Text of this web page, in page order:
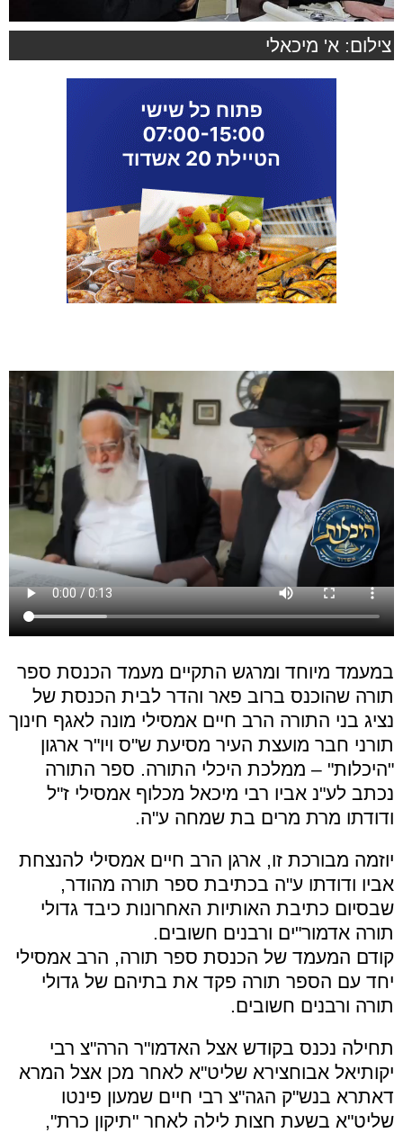
צילום: א' מיכאלי
במעמד מיוחד ומרגש התקיים מעמד הכנסת ספר
תורה שהוכנס ברוב פאר והדר לבית הכנסת של
נציג בני התורה הרב חיים אמסילי מונה לאגף חינוך
תורני חבר מועצת העיר מסיעת ש"ס ויו"ר ארגון
"היכלות" – ממלכת היכלי התורה. ספר התורה
נכתב לע"נ אביו רבי מיכאל מכלוף אמסילי ז"ל
ודודתו מרת מרים בת שמחה ע"ה.
יוזמה מבורכת זו, ארגן הרב חיים אמסילי להנצחת
אביו ודודתו ע"ה בכתיבת ספר תורה מהודר,
שבסיום כתיבת האותיות האחרונות כיבד גדולי
תורה אדמור"ים ורבנים חשובים.
קודם המעמד של הכנסת ספר תורה, הרב אמסילי
יחד עם הספר תורה פקד את בתיהם של גדולי
תורה ורבנים חשובים.
תחילה נכנס בקודש אצל האדמו"ר הרה"צ רבי
יקותיאל אבוחצירא שליט"א לאחר מכן אצל המרא
דאתרא בנש"ק הגה"צ רבי חיים שמעון פינטו
שליט"א בשעת חצות לילה לאחר "תיקון כרת",